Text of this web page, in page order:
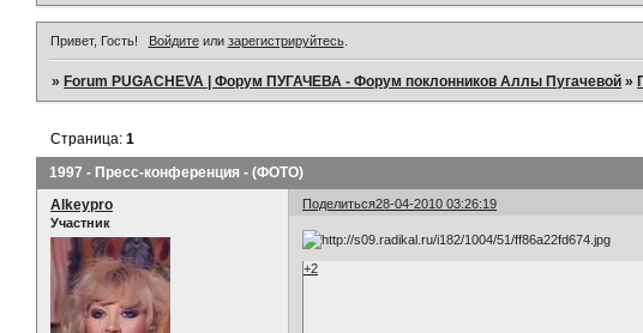
Привет, Гость! Войдитеили зарегистрируйтесь.
»Forum PUGACHEVA | Форум ПУГАЧЕВА - Форум поклонников Аллы Пугачевой »
1997 - Пресс-конференция - (ФОТО)
Страница:1
Поделиться28-04-2010 03:26:19
Alkeypro
Участник
+2